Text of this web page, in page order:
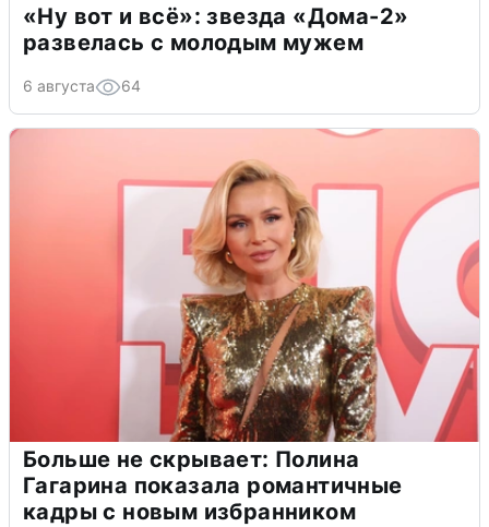
«Ну вот и всё»: звезда «Дома-2»
развелась с молодым мужем
6 августа 64
Больше не скрывает: Полина
Гагарина показала романтичные
кадры с новым избранником